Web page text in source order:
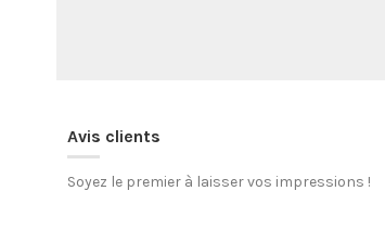
Avis clients
Soyez le premier à laisser vos impressions !